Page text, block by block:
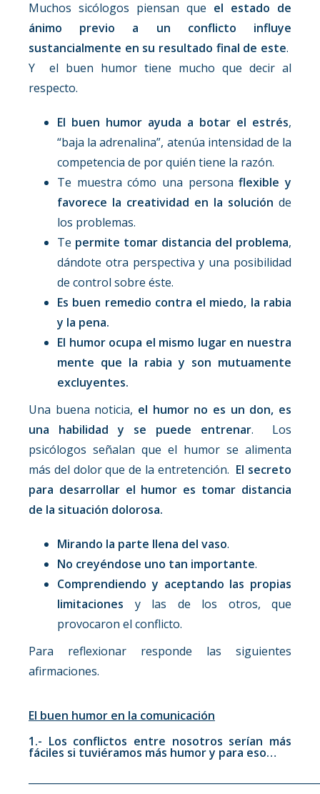
Muchos sicólogos piensan que el estado de
ánimo previo a un conflicto influye
sustancialmente en su resultado final de este.
Y el buen humor tiene mucho que decir al
respecto.
El buen humor ayuda a botar el estrés,
“baja la adrenalina”, atenúa intensidad de la
competencia de por quién tiene la razón.
Te muestra cómo una personaflexible y
favorece la creatividad en la solución de
los problemas.
Te permite tomar distancia del problema,
dándote otra perspectiva y una posibilidad
de control sobre éste.
Es buen remedio contra el miedo, la rabia
y la pena.
El humor ocupa el mismo lugar en nuestra
mente que la rabia y son mutuamente
excluyentes.
Una buena noticia, el humor no es un don, es
una habilidad y se puede entrenar. Los
psicólogos señalan que el humor se alimenta
más del dolor que de la entretención. El secreto
para desarrollar el humor es tomar distancia
de la situación dolorosa.
Mirando la parte llena del vaso.
No creyéndose uno tan importante.
Comprendiendo y aceptando las propias
limitaciones y las de los otros, que
provocaron el conflicto.
Para reflexionar responde las siguientes
afirmaciones.
El buen humor en la comunicación
1.- Los conflictos entre nosotros serían más
fáciles si tuviéramos más humor y para eso…